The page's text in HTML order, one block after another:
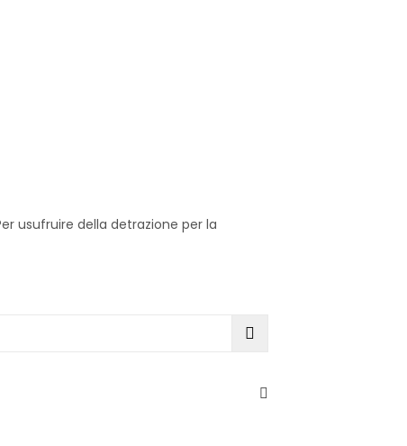
usufruire della detrazione per la